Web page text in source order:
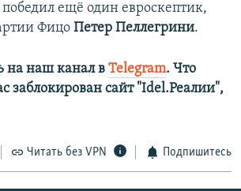
ещё один евроскептик,
Фицо Петер Пеллегрини.
на наш канал в Telegram. Что
заблокирован сайт "Idel.Реалии",
Читать без VPN Подпишитесь